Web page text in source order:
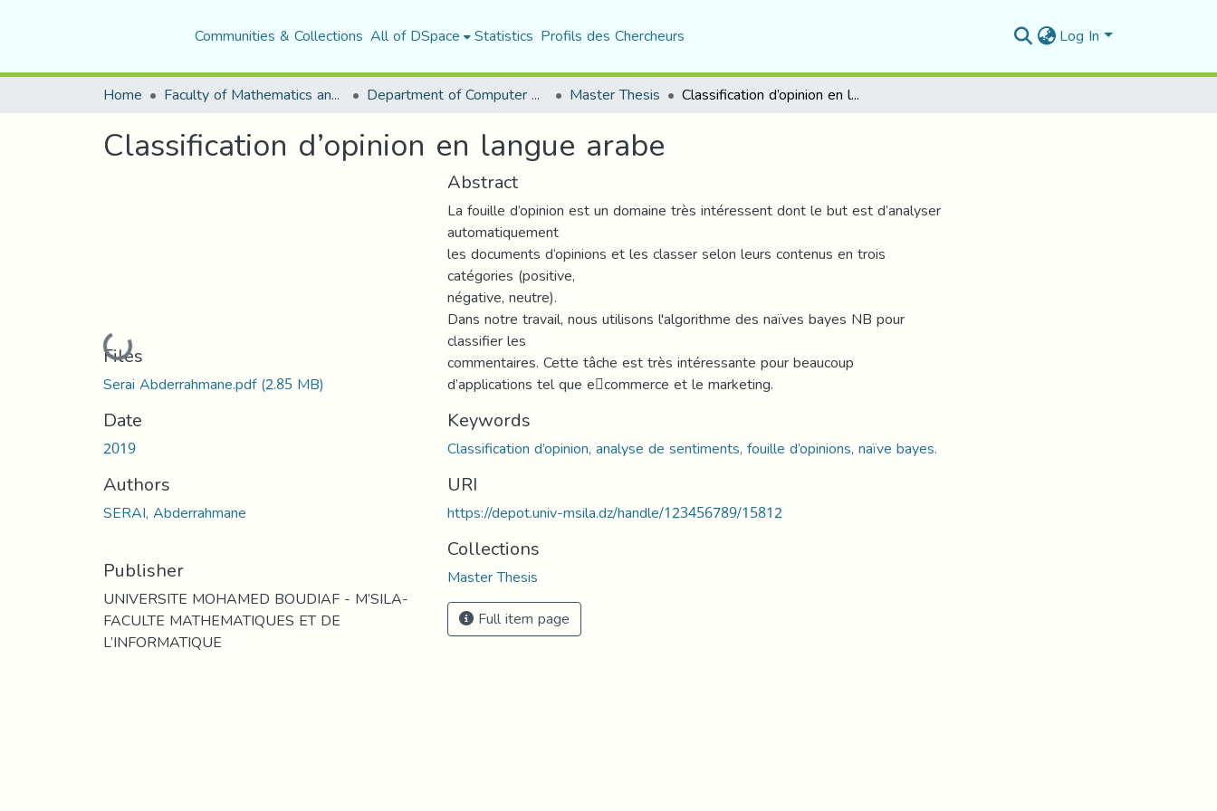
Communities & Collections All of DSpace Statistics Profils des Chercheurs Log In
Home Faculty of Mathematics and Computer Science Department of Computer Science Master Thesis Classification d’opinion en langue arabe
Classification d’opinion en langue arabe
Loading...
Files
Serai Abderrahmane.pdf(2.85 MB)
Date
2019
Authors
SERAI, Abderrahmane
Publisher
UNIVERSITE MOHAMED BOUDIAF - M’SILA-
FACULTE MATHEMATIQUES ET DE
L’INFORMATIQUE
Abstract
La fouille d’opinion est un domaine très intéressent dont le but est d’analyser
automatiquement
les documents d’opinions et les classer selon leurs contenus en trois
catégories (positive,
négative, neutre).
Dans notre travail, nous utilisons l'algorithme des naïves bayes NB pour
classifier les
commentaires. Cette tâche est très intéressante pour beaucoup
d’applications tel que e￾commerce et le marketing.
Keywords
Classification d’opinion, analyse de sentiments, fouille d’opinions, naïve bayes.
URI
https://depot.univ-msila.dz/handle/123456789/15812
Collections
Master Thesis
Full item page